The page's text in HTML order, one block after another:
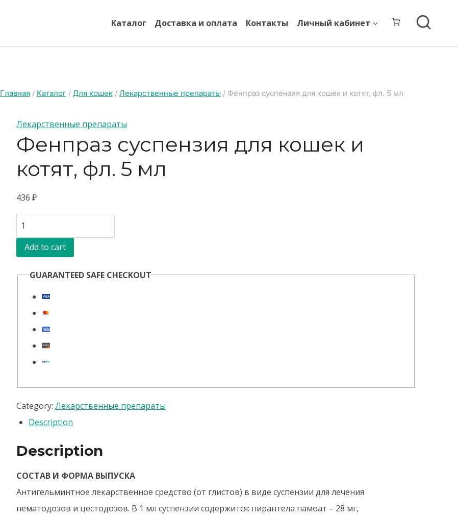
Каталог Доставка и оплата Контакты Личный кабинет
Главная / Каталог / Для кошек / Лекарственные препараты / Фенпраз суспензия для кошек и котят, фл. 5 мл
Лекарственные препараты
Фенпраз суспензия для кошек и
котят, фл. 5 мл
436 ₽
Фенпраз
суспензия
для
кошек
Add to cart
GUARANTEED SAFE CHECKOUT
Category: Лекарственные препараты
Description
Description
СОСТАВ И ФОРМА ВЫПУСКА
Антигельминтное лекарственное средство (от глистов) в виде суспензии для лечения
нематодозов и цестодозов. В 1 мл суспензии содержится: пирантела памоат – 28 мг,